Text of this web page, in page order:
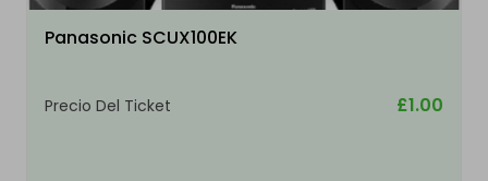
Panasonic SCUX100EK
Precio Del Ticket £1.00